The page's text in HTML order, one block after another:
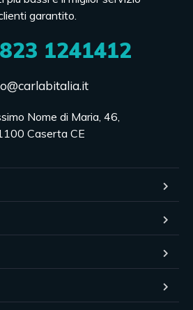
garantito.
1241412
Nome di Maria, 46,
Caserta CE